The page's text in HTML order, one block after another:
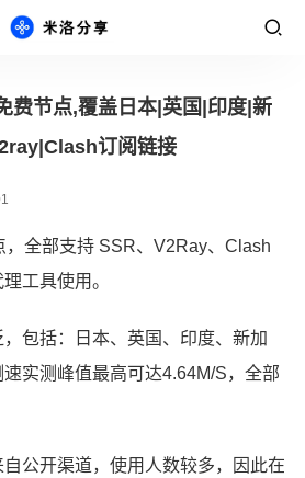
费节点,覆盖日本|英国|印度|新
订阅链接
，全部支持 SSR、V2Ray、Clash
工具使用。
包括：日本、英国、印度、新加
实测峰值最高可达4.64M/S，全部
公开渠道，使用人数较多，因此在